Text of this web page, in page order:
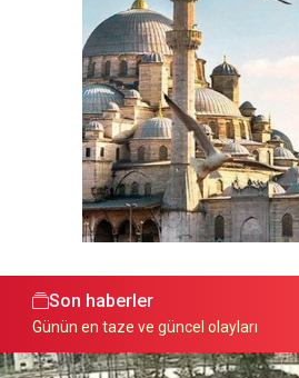
Son haberler
Günün en taze ve güncel olayları